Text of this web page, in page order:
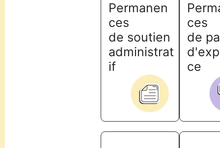
Permanen
ces
de soutien
administrat
if
ces
de
ce